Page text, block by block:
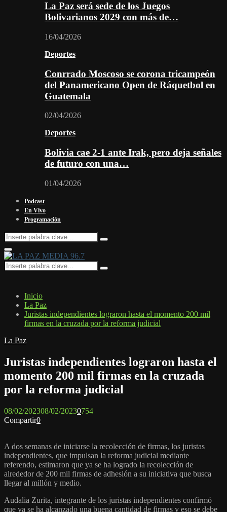
La Paz será sede de los Juegos
Bolivarianos 2029 con más de…
16/04/2026
Deportes
Conrrado Moscoso se corona tricampeón
del Panamericano Open de Ráquetbol en
Guatemala
02/04/2026
Deportes
Bolivia cae 2-1 ante Irak, pero deja señales
de futuro con una…
01/04/2026
Podcast
En Vivo
Programación
Search
for:
Search
Facebook
Twitter
Instagram
Youtube
Email
Twitch
Whatsapp
Primary
Menu
Search
for:
Search
Inicio
La Paz
Juristas independientes lograron hasta el momento 200 mil
firmas en la cruzada por la reforma judicial
La Paz
Juristas independientes lograron hasta el
momento 200 mil firmas en la cruzada
por la reforma judicial
08/02/202308/02/20230754
Compartir0
A dos semanas de iniciarse la recolección de firmas, los juristas
independientes, que impulsan la reforma judicial mediante
referendo, estimaron que ya se ha logrado la recolección de
alrededor de 200 mil firmas de adhesión a su iniciativa que busca
llegar al millón y medio.
Audalia Zurita, integrante de los juristas independientes confirmó
que ya se ha alcanzado una buena cantidad de firmas y eso se debe